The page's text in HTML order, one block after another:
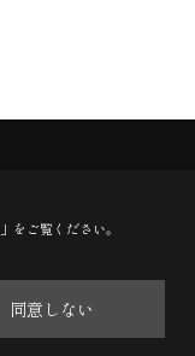
」をご覧ください。
同意しない